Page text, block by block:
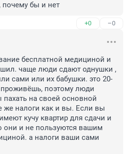
почему бы и нет
+0 –0
бесплатной медициной и
чаще люди сдают однушки ,
сами или их бабушки. это 20-
проживёшь, поэтому люди
на своей основной
же налоги как и вы. Если вы
кучу квартир для сдачи и
они и не пользуются вашим
а налоги ваши сами